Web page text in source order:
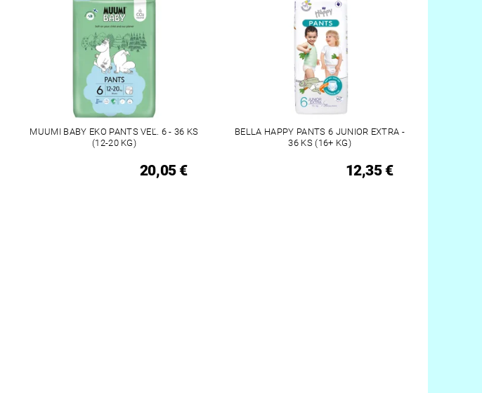
MUUMI BABY EKO PANTS VEĽ. 6 - 36 KS
(12-20 KG)
20,05 €
BELLA HAPPY PANTS 6 JUNIOR EXTRA -
36 KS (16+ KG)
12,35 €